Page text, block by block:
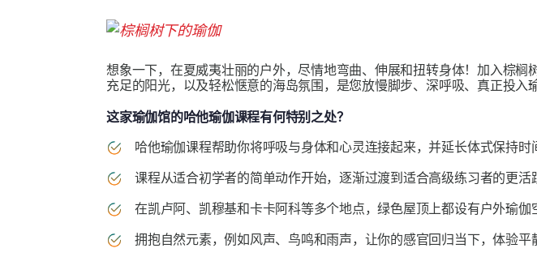
想象一下，在夏威夷壮丽的户外，尽情地弯曲、伸展和扭转身体！加入棕
充足的阳光，以及轻松惬意的海岛氛围，是您放慢脚步、深呼吸、真正投入
这家瑜伽馆的哈他瑜伽课程有何特别之处？
哈他瑜伽课程帮助你将呼吸与身体和心灵连接起来，并延长体式保持时
课程从适合初学者的简单动作开始，逐渐过渡到适合高级练习者的更活
在凯卢阿、凯穆基和卡卡阿科等多个地点，绿色屋顶上都设有户外瑜伽
拥抱自然元素，例如风声、鸟鸣和雨声，让你的感官回归当下，体验平